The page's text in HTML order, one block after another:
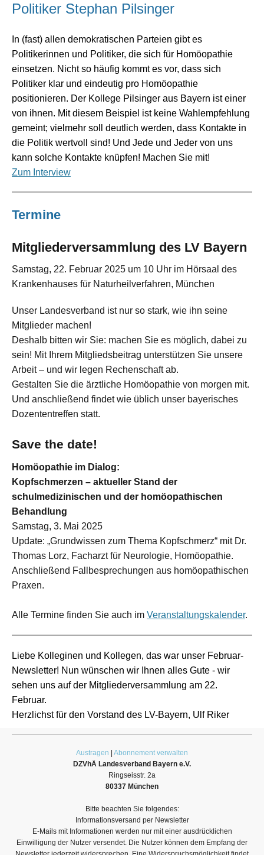
Politiker Stephan Pilsinger
In (fast) allen demokratischen Parteien gibt es
Politikerinnen und Politiker, die sich für Homöopathie
einsetzen. Nicht so häufig kommt es vor, dass sich
Politiker klar und eindeutig pro Homöopathie
positionieren. Der Kollege Pilsinger aus Bayern ist einer
von ihnen. Mit diesem Beispiel ist keine Wahlempfehlung
gemeint; vielmehr soll deutlich werden, dass Kontakte in
die Politik wertvoll sind! Und Jede und Jeder von uns
kann solche Kontakte knüpfen! Machen Sie mit!
Zum Interview
Termine
Mitgliederversammlung des LV Bayern
Samstag, 22. Februar 2025 um 10 Uhr im Hörsaal des
Krankenhauses für Naturheilverfahren, München
Unser Landesverband ist nur so stark, wie ihn seine
Mitglieder machen!
Deshalb bitten wir Sie: machen Sie es möglich, dabei zu
sein! Mit Ihrem Mitgliedsbeitrag unterstützen Sie unsere
Arbeit – und wir legen Rechenschaft ab.
Gestalten Sie die ärztliche Homöopathie von morgen mit.
Und anschließend findet wie üblich unser bayerisches
Dozententreffen statt.
Save the date!
Homöopathie im Dialog:
Kopfschmerzen – aktueller Stand der
schulmedizinischen und der homöopathischen
Behandlung
Samstag, 3. Mai 2025
Update: „Grundwissen zum Thema Kopfschmerz“ mit Dr.
Thomas Lorz, Facharzt für Neurologie, Homöopathie.
Anschließend Fallbesprechungen aus homöopathischen
Praxen.
Alle Termine finden Sie auch im Veranstaltungskalender.
Liebe Kolleginen und Kollegen, das war unser Februar-
Newsletter! Nun wünschen wir Ihnen alles Gute - wir
sehen uns auf der Mitgliederversammlung am 22.
Februar.
Herzlichst für den Vorstand des LV-Bayern, Ulf Riker
Austragen
Abonnement verwalten
DZVhÄ Landesverband Bayern e.V.
Ringseisstr. 2a
80337 München
Bitte beachten Sie folgendes:
Informationsversand per Newsletter
E-Mails mit Informationen werden nur mit einer ausdrücklichen
Einwilligung der Nutzer versendet. Die Nutzer können dem Empfang der